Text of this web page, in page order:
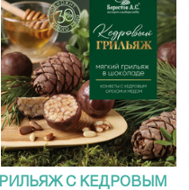
С КЕДРОВЫМ